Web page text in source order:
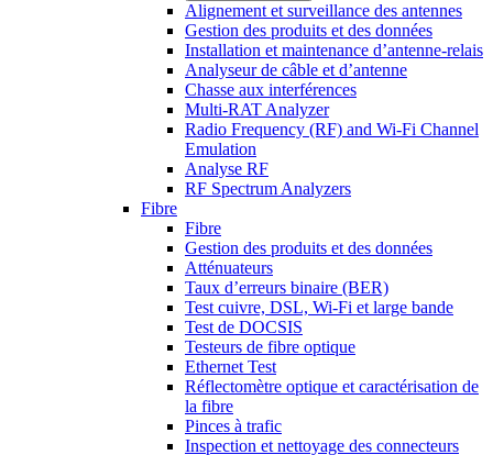
Alignement et surveillance des antennes
Gestion des produits et des données
Installation et maintenance d’antenne-relais
Analyseur de câble et d’antenne
Chasse aux interférences
Multi-RAT Analyzer
Radio Frequency (RF) and Wi-Fi Channel
Emulation
Analyse RF
RF Spectrum Analyzers
Fibre
Fibre
Gestion des produits et des données
Atténuateurs
Taux d’erreurs binaire (BER)
Test cuivre, DSL, Wi-Fi et large bande
Test de DOCSIS
Testeurs de fibre optique
Ethernet Test
Réflectomètre optique et caractérisation de
la fibre
Pinces à trafic
Inspection et nettoyage des connecteurs